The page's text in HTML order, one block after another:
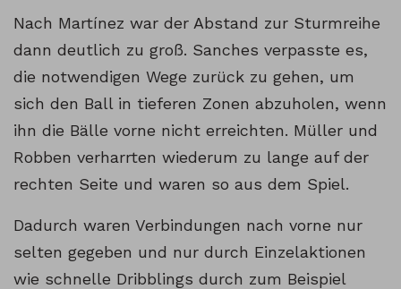
Nach Martínez war der Abstand zur Sturmreihe
dann deutlich zu groß. Sanches verpasste es,
die notwendigen Wege zurück zu gehen, um
sich den Ball in tieferen Zonen abzuholen, wenn
ihn die Bälle vorne nicht erreichten. Müller und
Robben verharrten wiederum zu lange auf der
rechten Seite und waren so aus dem Spiel.
Dadurch waren Verbindungen nach vorne nur
selten gegeben und nur durch Einzelaktionen
wie schnelle Dribblings durch zum Beispiel